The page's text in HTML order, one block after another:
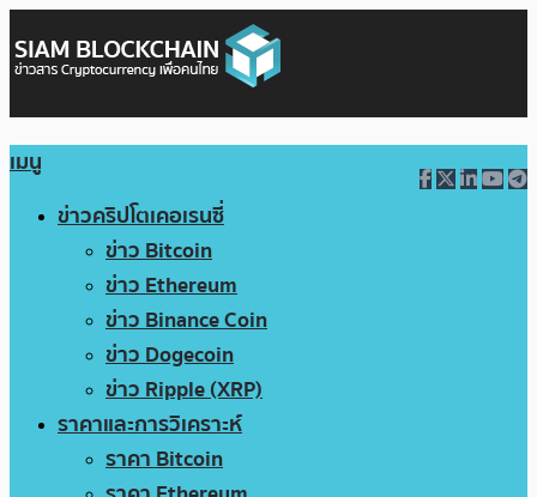
เมนู
ข่าวคริปโตเคอเรนซี่
ข่าว Bitcoin
ข่าว Ethereum
ข่าว Binance Coin
ข่าว Dogecoin
ข่าว Ripple (XRP)
ราคาและการวิเคราะห์
ราคา Bitcoin